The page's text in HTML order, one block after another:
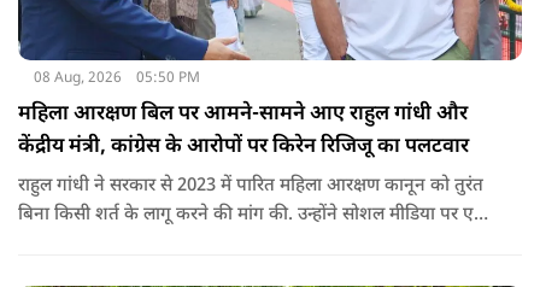
08 Aug, 2026 05:50 PM
महिला आरक्षण बिल पर आमने-सामने आए राहुल गांधी और
केंद्रीय मंत्री, कांग्रेस के आरोपों पर किरेन रिजिजू का पलटवार
राहुल गांधी ने सरकार से 2023 में पारित महिला आरक्षण कानून को तुरंत
बिना किसी शर्त के लागू करने की मांग की. उन्होंने सोशल मीडिया पर एक